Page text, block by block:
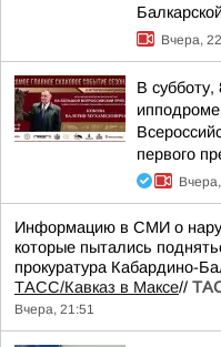
Вчера,
В субботу,
первого
Информацию в СМИ о
которые пытались
прокуратура Кабардино-
ТАСС/Кавказ в Максе//
Вчера, 21:51